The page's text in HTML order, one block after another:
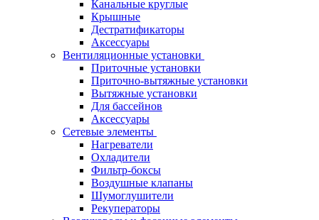
Канальные круглые
Крышные
Дестратификаторы
Аксессуары
Вентиляционные установки
Приточные установки
Приточно-вытяжные установки
Вытяжные установки
Для бассейнов
Аксессуары
Сетевые элементы
Нагреватели
Охладители
Фильтр-боксы
Воздушные клапаны
Шумоглушители
Рекуператоры